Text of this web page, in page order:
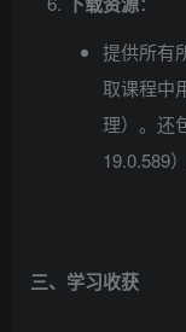
提供所有
取课程中
理）。还
19.0.589
三、学习收获